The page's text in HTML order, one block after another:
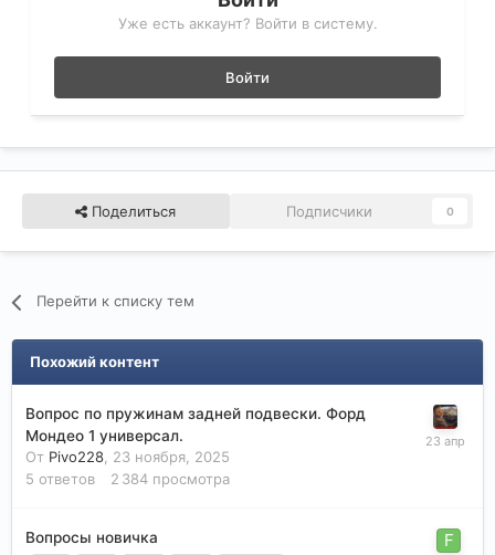
Уже есть аккаунт? Войти в систему.
Войти
Поделиться Подписчики 0
Перейти к списку тем
Похожий контент
Вопрос по пружинам задней подвески. Форд
Мондео 1 универсал.
От Pivo228, 23 ноября, 2025
5 ответов 2 384 просмотра
Вопросы новичка